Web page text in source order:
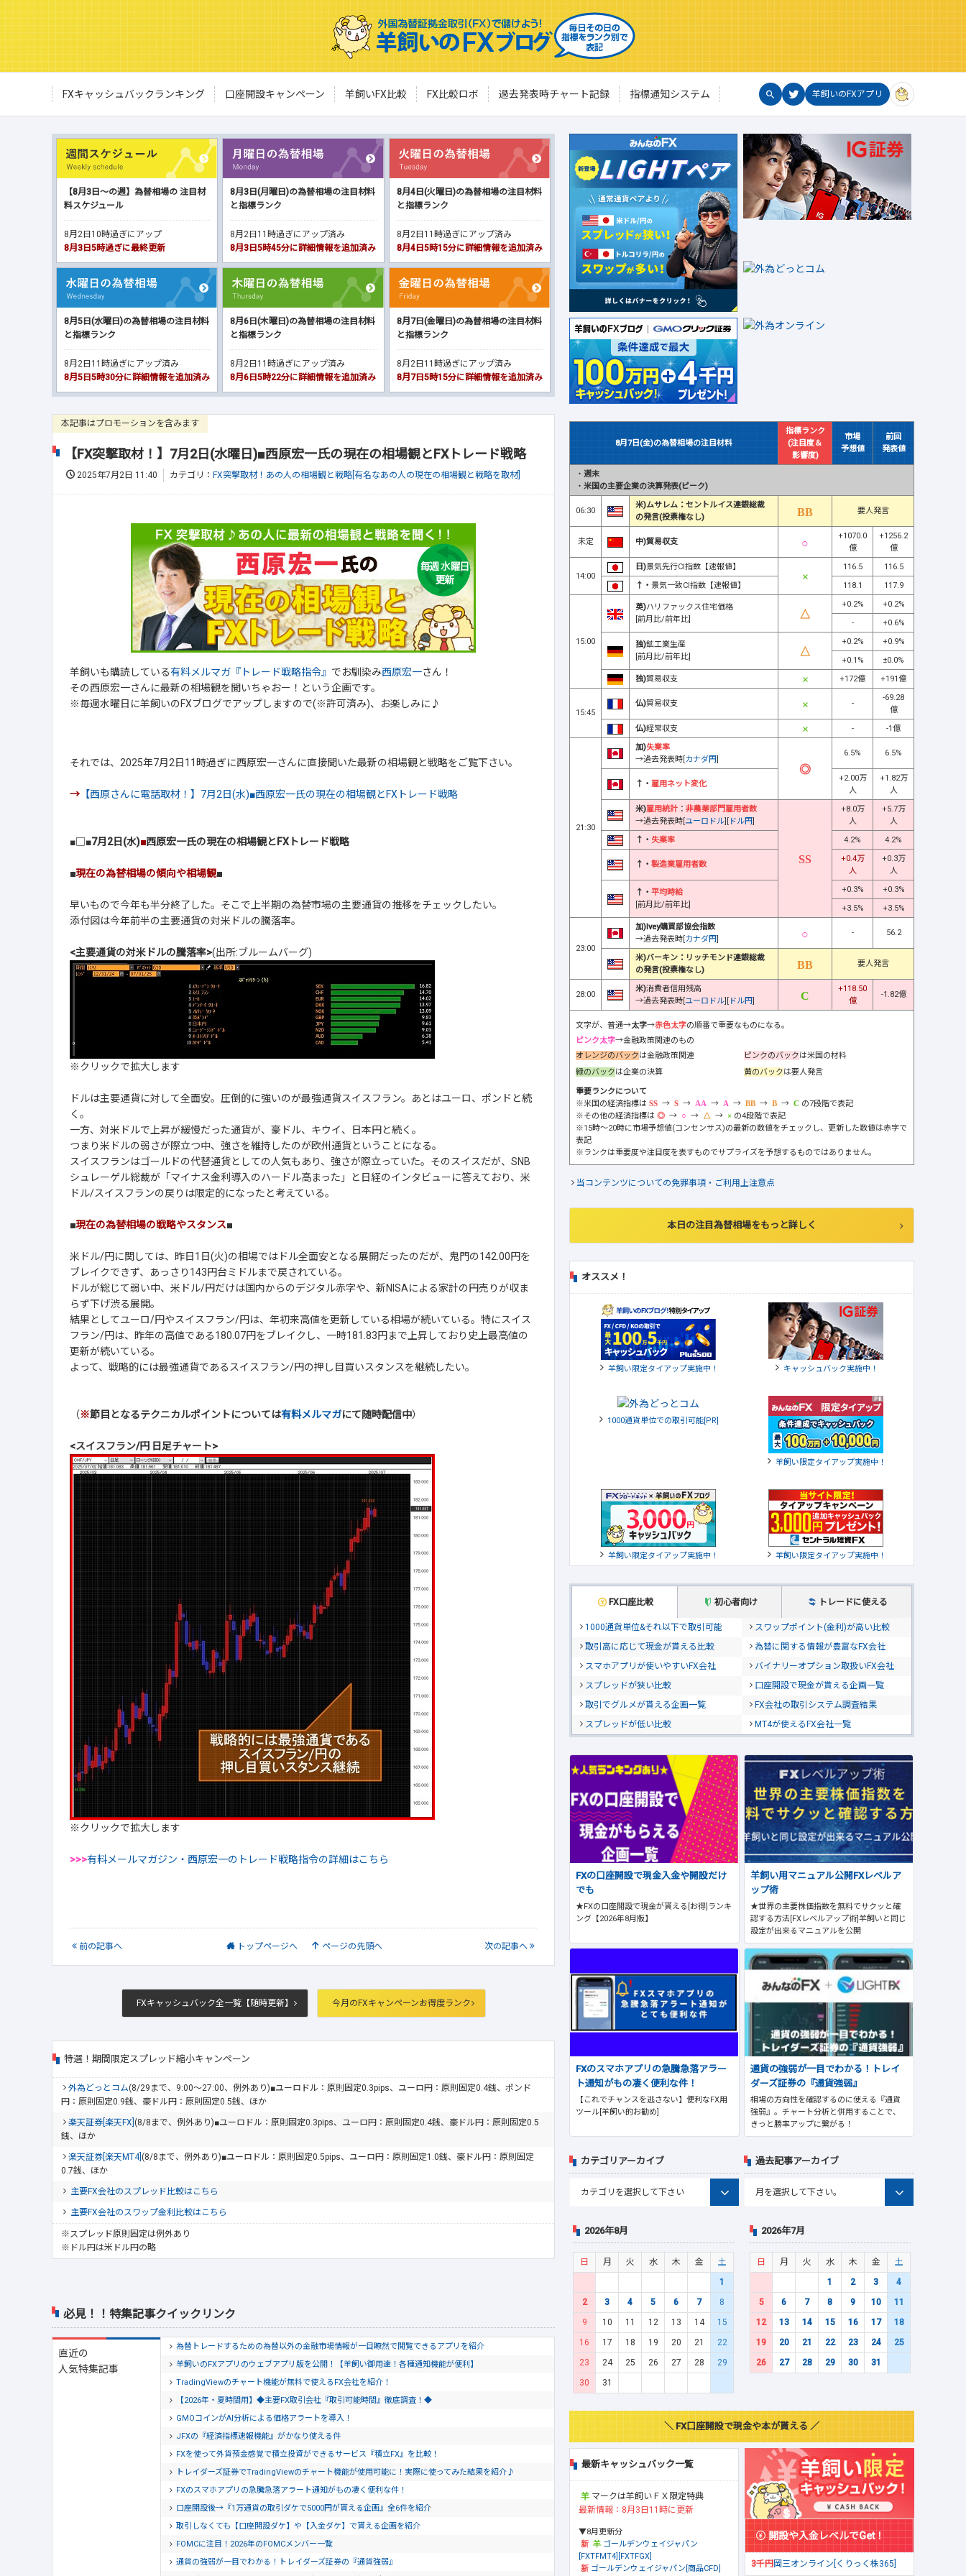
FXキャッシュバックランキング 口座開設キャンペーン 羊飼いFX比較 FX比較ロボ 過去発表時チャート記録 指標通知システム 羊飼いのFXアプリ
【8月3日～の週】為替相場の 注目材
料スケジュール
8月2日10時過ぎにアップ
8月3日5時過ぎに最終更新
8月3日(月曜日)の為替相場の注目材料
と指標ランク
8月2日11時過ぎにアップ済み
8月3日5時45分に詳細情報を追加済み
8月4日(火曜日)の為替相場の注目材料
と指標ランク
8月2日11時過ぎにアップ済み
8月4日5時15分に詳細情報を追加済み
8月5日(水曜日)の為替相場の注目材料
と指標ランク
8月2日11時過ぎにアップ済み
8月5日5時30分に詳細情報を追加済み
8月6日(木曜日)の為替相場の注目材料
と指標ランク
8月2日11時過ぎにアップ済み
8月6日5時22分に詳細情報を追加済み
8月7日(金曜日)の為替相場の注目材料
と指標ランク
8月2日11時過ぎにアップ済み
8月7日5時15分に詳細情報を追加済み
本記事はプロモーションを含みます
【FX突撃取材！】7月2日(水曜日)■西原宏一氏の現在の相場観とFXトレード戦略
2025年7月2日 11:40 カテゴリ： FX突撃取材！あの人の相場観と戦略[有名なあの人の現在の相場観と戦略を取材]
羊飼いも購読している有料メルマガ『トレード戦略指令』 でお馴染み西原宏一さん！
その西原宏一さんに最新の相場観を聞いちゃおー！という企画です。
※毎週水曜日に羊飼いのFXブログでアップしますので(※許可済み)、お楽しみに♪
それでは、2025年7月2日11時過ぎに西原宏一さんに直接聞いた最新の相場観と戦略をご覧下さい。
→ 【西原さんに電話取材！】7月2日(水)■西原宏一氏の現在の相場観とFXトレード戦略
■□■7月2日(水)■西原宏一氏の現在の相場観とFXトレード戦略
■現在の為替相場の傾向や相場観■
早いもので今年も半分終了した。そこで上半期の為替市場の主要通貨の推移をチェックしたい。
添付図は今年前半の主要通貨の対米ドルの騰落率。
<主要通貨の対米ドルの騰落率>(出所:ブルームバーグ)
※クリックで拡大します
ドルは主要通貨に対して全面安。圧倒的に強いのが最強通貨スイスフラン。あとはユーロ、ポンドと続
く。
一方、対米ドルで上昇が緩慢だった通貨が、豪ドル、キウイ、日本円と続く。
つまり米ドルの弱さが際立つ中、強さを維持したのが欧州通貨ということになる。
スイスフランはゴールドの代替通貨としての人気もあり、強さが際立っていた。そのスイスだが、SNB
シュレーゲル総裁が「マイナス金利導入のハードル高まった」と日経のインタビューに答えており、米
ドル/スイスフランの戻りは限定的になったと考えている。
■現在の為替相場の戦略やスタンス■
米ドル/円に関しては、昨日1日(火)の相場ではドル全面安となる展開だったのだが、鬼門の142.00円を
ブレイクできず、あっさり143円台ミドルまで戻されている。
ドルが総じて弱い中、米ドル/円だけは国内からのデジタル赤字や、新NISAによる家計の円売りが収ま
らず下げ渋る展開。
結果としてユーロ/円やスイスフラン/円は、年初来高値を更新している相場が続いている。特にスイス
フラン/円は、昨年の高値である180.07円をブレイクし、一時181.83円まで上昇しており史上最高値の
更新が続いている。
よって、戦略的には最強通貨であるスイスフラン/円の押し目買いスタンスを継続したい。
（※節目となるテクニカルポイントについては有料メルマガにて随時配信中）
<スイスフラン/円 日足チャート>
※クリックで拡大します
>>>有料メールマガジン・西原宏一のトレード戦略指令の詳細はこちら
前の記事へ トップページへ ページの先頭へ 次の記事へ
FXキャッシュバック全一覧【随時更新】 今月のFXキャンペーンお得度ランク
特選！期間限定スプレッド縮小キャンペーン
外為どっとコム(8/29まで、9:00～27:00、例外あり)■ユーロドル：原則固定0.3pips、ユーロ円：原則固定0.4銭、ポンド
円：原則固定0.9銭、豪ドル円：原則固定0.5銭、ほか
楽天証券[楽天FX] (8/8まで、例外あり)■ユーロドル：原則固定0.3pips、ユーロ円：原則固定0.4銭、豪ドル円：原則固定0.5
銭、ほか
楽天証券[楽天MT4] (8/8まで、例外あり)■ユーロドル：原則固定0.5pips、ユーロ円：原則固定1.0銭、豪ドル円：原則固定
0.7銭、ほか
主要FX会社のスプレッド比較はこちら
主要FX会社のスワップ金利比較はこちら
※スプレッド原則固定は例外あり
※ドル円は米ドル円の略
必見！！特集記事クイックリンク
直近の
人気特集記事
為替トレードするための為替以外の金融市場情報が一目瞭然で閲覧できるアプリを紹介
羊飼いのFXアプリのウェブアプリ版を公開！【羊飼い御用達！各種通知機能が便利】
TradingViewのチャート機能が無料で使えるFX会社を紹介！
【2026年・夏時間用】◆主要FX取引会社『取引可能時間』徹底調査！◆
GMOコインがAI分析による価格アラートを導入！
JFXの『経済指標速報機能』がかなり使える件
FXを使って外貨預金感覚で積立投資ができるサービス『積立FX』を比較！
トレイダーズ証券でTradingViewのチャート機能が使用可能に！実際に使ってみた結果を紹介♪
FXのスマホアプリの急騰急落アラート通知がもの凄く便利な件！
口座開設後→『1万通貨の取引ダケで5000円が貰える企画』全6件を紹介
取引しなくても【口座開設ダケ】や【入金ダケ】で貰える企画を紹介
FOMCに注目！2026年のFOMCメンバー一覧
通貨の強弱が一目でわかる！トレイダーズ証券の『通貨強弱』
8月7日(金)の為替相場の注目材料
指標ランク
(注目度＆
影響度)
市場
予想値
前回
発表値
・ 週末
・ 米国の主要企業の決算発表(ピーク)
06:30
米)ムサレム：セントルイス連銀総裁
の発言(投票権なし)
要人発言
未定 中)貿易収支
+1070.0
億
+1256.2
億
14:00
日)景気先行CI指数【速報値】 116.5
116.5
↑・ 景気一致CI指数【速報値】 118.1 117.9
15:00
英)ハリファックス住宅価格
[前月比/前年比]
+0.2%
+0.2%
-
+0.6%
独)鉱工業生産
[前月比/前年比]
+0.2%
+0.9%
+0.1%
±0.0%
独)貿易収支 +172億 +191億
15:45
仏)貿易収支 -
-69.28
億
仏)経常収支 - -1億
21:30
加)失業率
→過去発表時[カナダ円]
6.5% 6.5%
↑・ 雇用ネット変化
+2.00万
人
+1.82万
人
米)雇用統計 ： 非農業部門雇用者数
→過去発表時[ユーロドル][ ドル円]
+8.0万
人
+5.7万
人
↑・ 失業率 4.2% 4.2%
↑・ 製造業雇用者数
+0.4万
人
+0.3万
人
↑・ 平均時給
[前月比/前年比]
+0.3%
+0.3%
+3.5%
+3.5%
23:00
加)Ivey購買部協会指数
→過去発表時[カナダ円]
- 56.2
米)バーキン：リッチモンド連銀総裁
の発言(投票権なし)
要人発言
28:00
米)消費者信用残高
→過去発表時[ユーロドル][ ドル円]
+118.50
億
-1.82億
文字が、普通→太字→赤色太字の順番で重要なものになる。
ピンク太字→金融政策関連のもの
オレンジのバックは金融政策関連 ピンクのバックは米国の材料
緑のバックは企業の決算 黄のバックは要人発言
重要ランクについて
※米国の経済指標は
→ → → → → →
の7段階で表記
※その他の経済指標は
→ → →
の4段階で表記
※15時～20時に市場予想値(コンセンサス)の最新の数値をチェックし、更新した数値は赤字で
表記
※ランクは重要度や注目度を表すものでサプライズを予想するものではありません。
当コンテンツについての免罪事項・ご利用上注意点
本日の注目為替相場をもっと詳しく
オススメ！
羊飼い限定タイアップ実施中！ キャッシュバック実施中！
1000通貨単位での取引可能[PR]
羊飼い限定タイアップ実施中！
羊飼い限定タイアップ実施中！ 羊飼い限定タイアップ実施中！
FX口座比較 初心者向け トレードに使える
1000通貨単位&それ以下で取引可能
スワップポイント(金利)が高い比較
取引高に応じて現金が貰える比較
為替に関する情報が豊富なFX会社
スマホアプリが使いやすいFX会社
バイナリーオプション取扱いFX会社
スプレッドが狭い比較
口座開設で現金が貰える企画一覧
取引でグルメが貰える企画一覧
FX会社の取引システム調査結果
スプレッドが低い比較
MT4が使えるFX会社一覧
FXの口座開設で現金入金や開設だけ
でも
★FXの口座開設で現金が貰える[お得]ランキ
ング【2026年8月版】
羊飼い用マニュアル公開FXレベルア
ップ術
★世界の主要株価指数を無料でサクッと確
認する方法[FXレベルアップ術]羊飼いと同じ
設定が出来るマニュアルを公開
FXのスマホアプリの急騰急落アラー
ト通知がもの凄く便利な件！
【これでチャンスを逃さない】便利なFX用
ツール[羊飼い的お勧め]
通貨の強弱が一目でわかる！トレイ
ダーズ証券の『通貨強弱』
相場の方向性を確認するのに使える『通貨
強弱』。チャート分析と併用することで、
きっと勝率アップに繋がる！
カテゴリアーカイブ 過去記事アーカイブ
2026年8月
日 月 火 水 木 金
土
1
2
3 4 5 6 7
8
9
10 11 12 13 14
15
16
17 18 19 20 21
22
23
24 25 26 27 28
29
30
31
2026年7月
日 月 火 水 木 金
土
1
2 3
4
5
6 7 8 9 10
11
12
13 14 15 16 17
18
19
20 21 22 23 24
25
26
27 28 29 30 31
＼ FX口座開設で現金や本が貰える ／
最新キャッシュバック一覧
マークは羊飼いＦＸ限定特典
最新情報：8月3日11時に更新
▼8月更新分
ゴールデンウェイジャパン
[FXTFMT4][FXTFGX]
ゴールデンウェイジャパン[商品CFD]
開設や入金レベルでGet！
3千円岡三オンライン[くりっく株365]